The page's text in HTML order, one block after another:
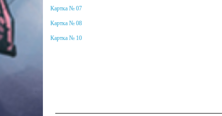
Картка № 07
Картка № 08
Картка № 10